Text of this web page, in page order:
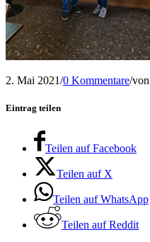
2. Mai 2021/0 Kommentare/von
Eintrag teilen
Teilen auf Facebook
Teilen auf X
Teilen auf WhatsApp
Teilen auf Reddit